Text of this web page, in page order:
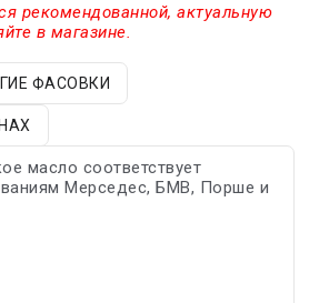
рекомендованной, актуальную
в магазине.
ФАСОВКИ
масло соответствует
Мерседес, БМВ, Порше и